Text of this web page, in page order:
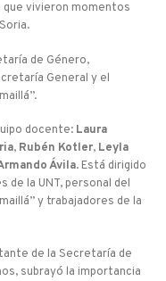
que vivieron momentos
de Género,
General y el
docente: Laura
, Rubén Kotler, Leyla
Ávila. Está dirigido
la UNT, personal del
y trabajadores de la
de la Secretaría de
subrayó la importancia